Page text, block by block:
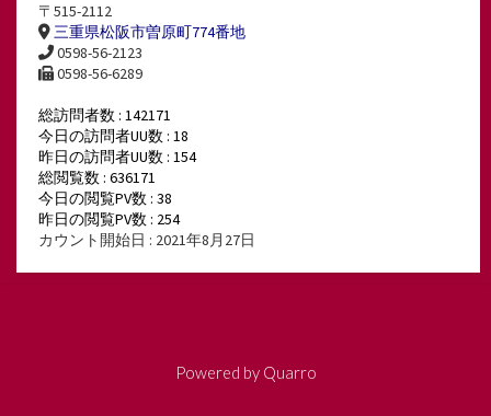
〒515-2112
三重県松阪市曽原町774番地
0598-56-2123
0598-56-6289
総訪問者数 : 142171
今日の訪問者UU数 : 18
昨日の訪問者UU数 : 154
総閲覧数 : 636171
今日の閲覧PV数 : 38
昨日の閲覧PV数 : 254
カウント開始日 : 2021年8月27日
Powered by Quarro